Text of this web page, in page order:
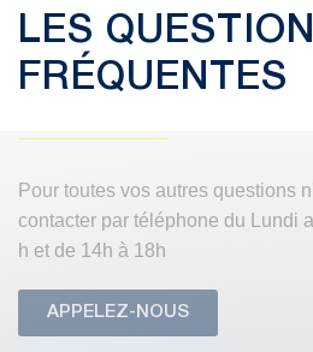
LES
FRÉQUENTES
Pour toutes vos autres questions
contacter par téléphone du Lundi
h et de 14h à 18h
APPELEZ-NOUS